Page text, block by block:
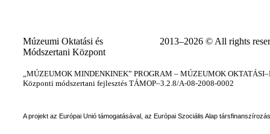
Múzeumi Oktatási és
Módszertani Központ
2013–2026 © All rights
„MÚZEUMOK MINDENKINEK” PROGRAM – MÚZEUMOK
Központi módszertani fejlesztés TÁMOP–3.2.8/A-08-2008-0002
A projekt az Európai Unió támogatásával, az Európai Szociális Alap